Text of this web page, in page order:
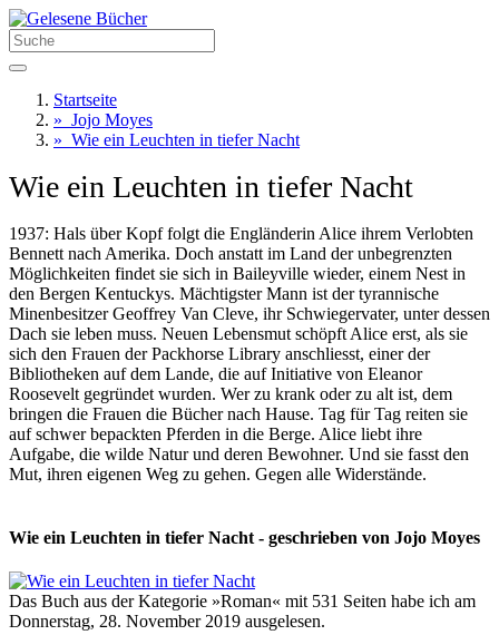
Startseite
» Jojo Moyes
» Wie ein Leuchten in tiefer Nacht
Wie ein Leuchten in tiefer Nacht
1937: Hals über Kopf folgt die Engländerin Alice ihrem Verlobten
Bennett nach Amerika. Doch anstatt im Land der unbegrenzten
Möglichkeiten findet sie sich in Baileyville wieder, einem Nest in
den Bergen Kentuckys. Mächtigster Mann ist der tyrannische
Minenbesitzer Geoffrey Van Cleve, ihr Schwiegervater, unter dessen
Dach sie leben muss. Neuen Lebensmut schöpft Alice erst, als sie
sich den Frauen der Packhorse Library anschliesst, einer der
Bibliotheken auf dem Lande, die auf Initiative von Eleanor
Roosevelt gegründet wurden. Wer zu krank oder zu alt ist, dem
bringen die Frauen die Bücher nach Hause. Tag für Tag reiten sie
auf schwer bepackten Pferden in die Berge. Alice liebt ihre
Aufgabe, die wilde Natur und deren Bewohner. Und sie fasst den
Mut, ihren eigenen Weg zu gehen. Gegen alle Widerstände.
Wie ein Leuchten in tiefer Nacht - geschrieben von Jojo Moyes
Das Buch aus der Kategorie »Roman« mit 531 Seiten habe ich am
Donnerstag, 28. November 2019 ausgelesen.